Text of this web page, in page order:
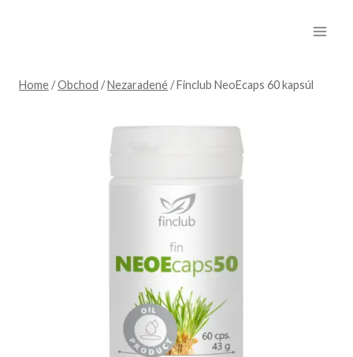
Home /Obchod /Nezaradené /Finclub NeoEcaps 60 kapsúl